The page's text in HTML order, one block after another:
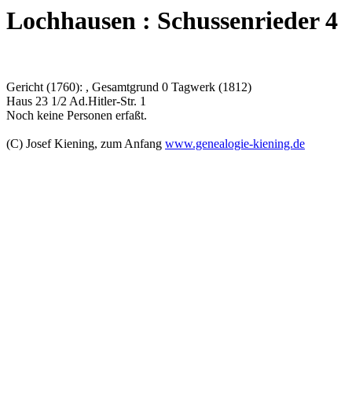
Lochhausen : Schussenrieder 4
Gericht (1760): , Gesamtgrund 0 Tagwerk (1812)
Haus 23 1/2 Ad.Hitler-Str. 1
Noch keine Personen erfaßt.
(C) Josef Kiening, zum Anfang www.genealogie-kiening.de